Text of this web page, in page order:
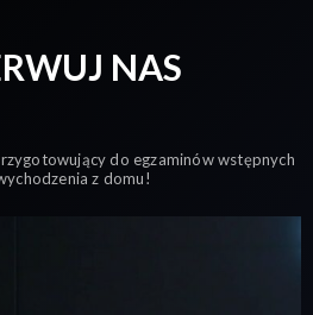
NAS
do egzaminów wstępnych
z domu!